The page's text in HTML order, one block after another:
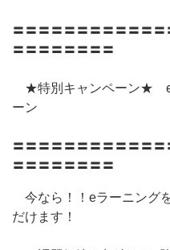
〓〓〓〓〓〓〓〓〓〓〓
〓〓〓〓〓〓〓〓
★特別キャンペーン★ e
ーン
〓〓〓〓〓〓〓〓〓〓〓
〓〓〓〓〓〓〓〓
今なら！！eラーニン
だけます！